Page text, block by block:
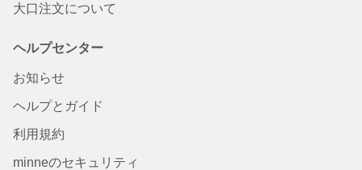
大口注文について
ヘルプセンター
お知らせ
ヘルプとガイド
利用規約
minneのセキュリティ